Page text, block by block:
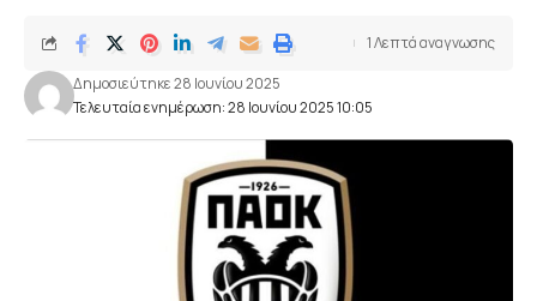
Τελευταία ενημέρωση: 28 Ιουνίου 2025 10:05
Δημοσιεύτηκε 28 Ιουνίου 2025
1 Λεπτά αναγνωσης